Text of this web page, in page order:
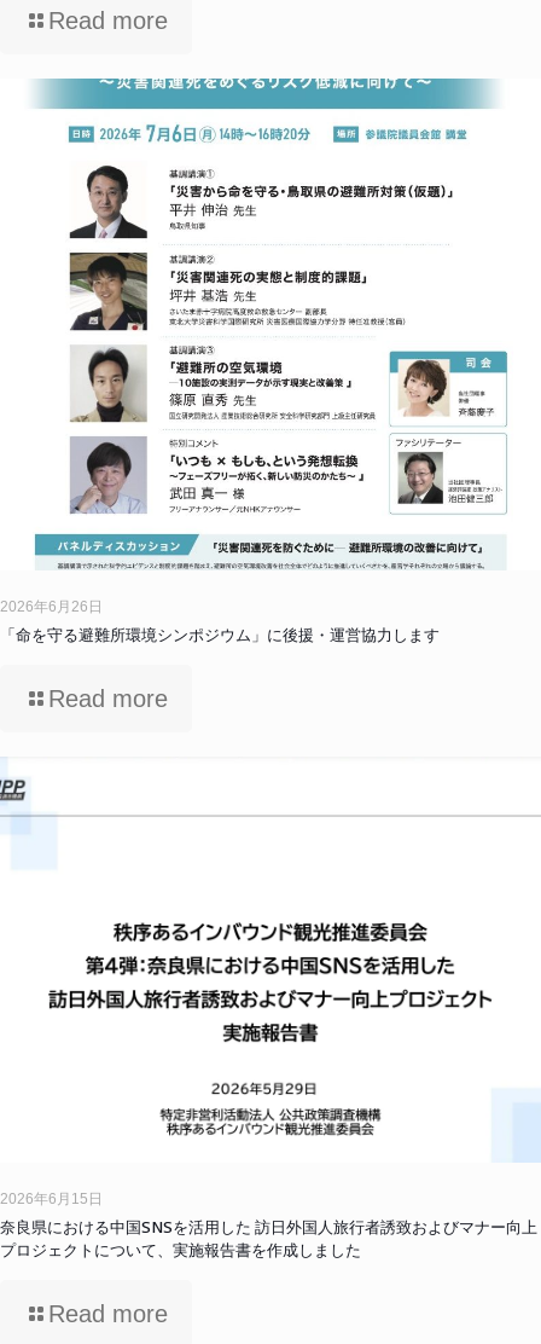
Read more
2026年6月26日
「命を守る避難所環境シンポジウム」に後援・運営協力します
Read more
2026年6月15日
奈良県における中国SNSを活用した 訪日外国人旅行者誘致およびマナー向上
プロジェクトについて、実施報告書を作成しました
Read more